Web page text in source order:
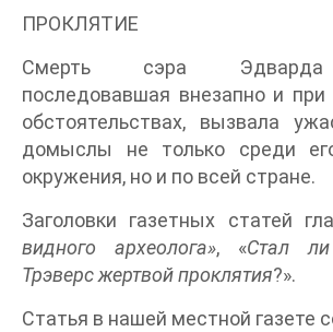
ПРОКЛЯТИЕ
Смерть сэра Эдварда
последовавшая внезапно и при
обстоятельствах, вызвала
домыслы не только среди
окружения, но и по всей стране.
Заголовки газетных статей
видного археолога», «Стал
Трэверс жертвой проклятия?».
Статья в нашей местной газете